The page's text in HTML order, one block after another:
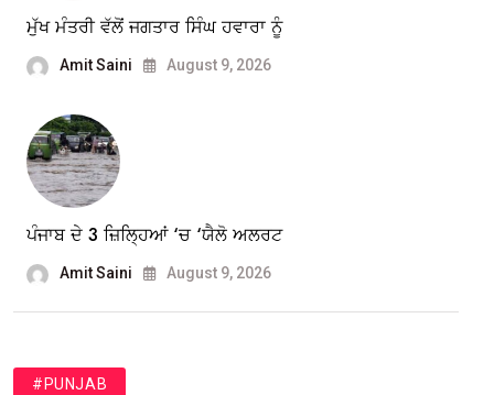
ਮੁੱਖ ਮੰਤਰੀ ਵੱਲੋਂ ਜਗਤਾਰ ਸਿੰਘ ਹਵਾਰਾ ਨੂੰ
Amit Saini August 9, 2026
ਪੰਜਾਬ ਦੇ 3 ਜ਼ਿਲ੍ਹਿਆਂ ‘ਚ ‘ਯੈਲੋ ਅਲਰਟ
Amit Saini August 9, 2026
#PUNJAB